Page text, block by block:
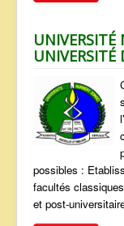
UNIVERSITÉ
l'
possibles :
facultés
et post-